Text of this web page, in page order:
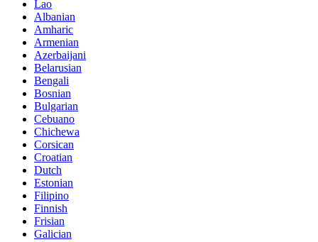
Lao
Albanian
Amharic
Armenian
Azerbaijani
Belarusian
Bengali
Bosnian
Bulgarian
Cebuano
Chichewa
Corsican
Croatian
Dutch
Estonian
Filipino
Finnish
Frisian
Galician